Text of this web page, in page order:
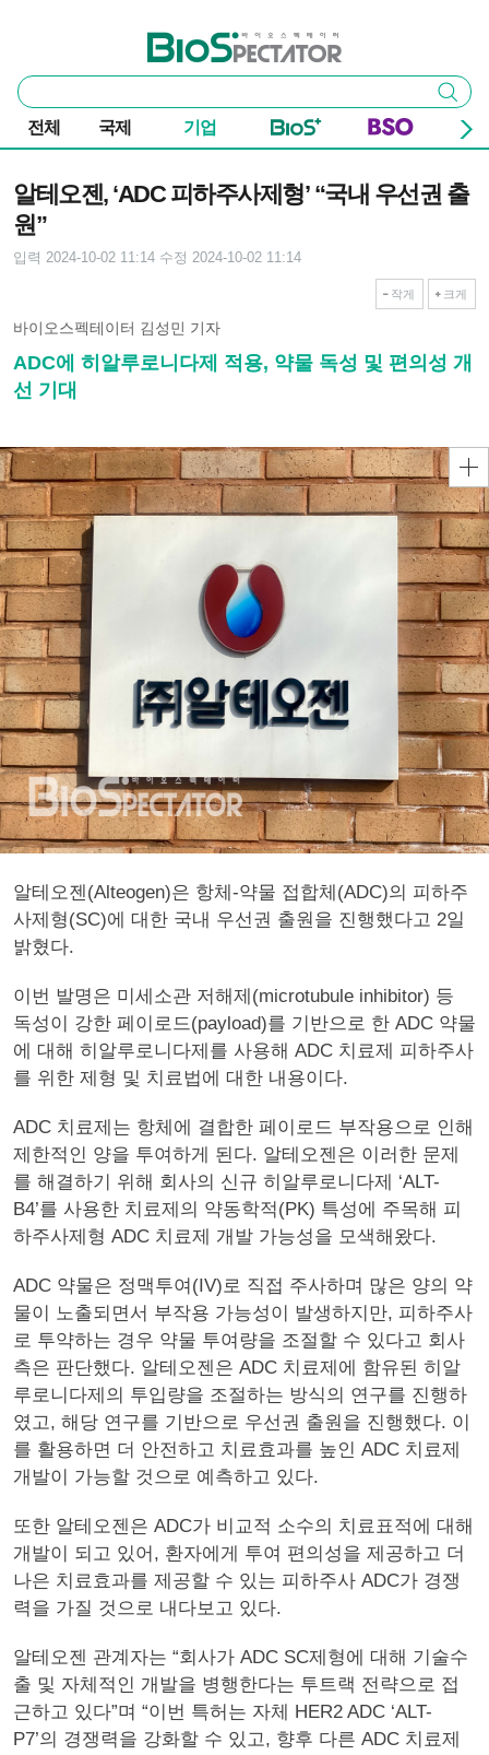
바이오스펙테이터
통
합
검
색
검색
전체 국제 기업
알테오젠, ‘ADC 피하주사제형’ “국내 우선권 출
원”
입력 2024-10-02 11:14 수정 2024-10-02 11:14
작게 크게
바이오스펙테이터 김성민 기자
ADC에 히알루로니다제 적용, 약물 독성 및 편의성 개
선 기대
알테오젠(Alteogen)은 항체-약물 접합체(ADC)의 피하주
사제형(SC)에 대한 국내 우선권 출원을 진행했다고 2일
밝혔다.
이번 발명은 미세소관 저해제(microtubule inhibitor) 등
독성이 강한 페이로드(payload)를 기반으로 한 ADC 약물
에 대해 히알루로니다제를 사용해 ADC 치료제 피하주사
를 위한 제형 및 치료법에 대한 내용이다.
ADC 치료제는 항체에 결합한 페이로드 부작용으로 인해
제한적인 양을 투여하게 된다. 알테오젠은 이러한 문제
를 해결하기 위해 회사의 신규 히알루로니다제 ‘ALT-
B4’를 사용한 치료제의 약동학적(PK) 특성에 주목해 피
하주사제형 ADC 치료제 개발 가능성을 모색해왔다.
ADC 약물은 정맥투여(IV)로 직접 주사하며 많은 양의 약
물이 노출되면서 부작용 가능성이 발생하지만, 피하주사
로 투약하는 경우 약물 투여량을 조절할 수 있다고 회사
측은 판단했다. 알테오젠은 ADC 치료제에 함유된 히알
루로니다제의 투입량을 조절하는 방식의 연구를 진행하
였고, 해당 연구를 기반으로 우선권 출원을 진행했다. 이
를 활용하면 더 안전하고 치료효과를 높인 ADC 치료제
개발이 가능할 것으로 예측하고 있다.
또한 알테오젠은 ADC가 비교적 소수의 치료표적에 대해
개발이 되고 있어, 환자에게 투여 편의성을 제공하고 더
나은 치료효과를 제공할 수 있는 피하주사 ADC가 경쟁
력을 가질 것으로 내다보고 있다.
알테오젠 관계자는 “회사가 ADC SC제형에 대해 기술수
출 및 자체적인 개발을 병행한다는 투트랙 전략으로 접
근하고 있다”며 “이번 특허는 자체 HER2 ADC ‘ALT-
P7’의 경쟁력을 강화할 수 있고, 향후 다른 ADC 치료제